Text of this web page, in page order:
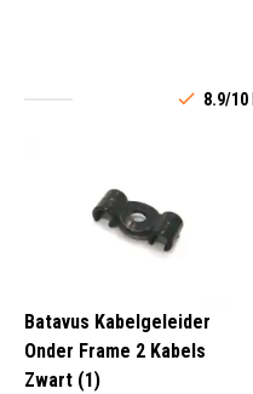
8.9/10
Batavus Kabelgeleider
Onder Frame 2 Kabels
Zwart (1)